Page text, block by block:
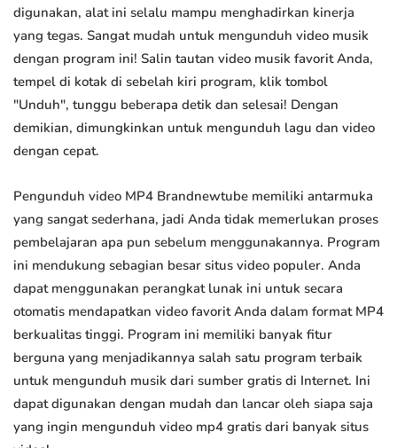
digunakan, alat ini selalu mampu menghadirkan kinerja
yang tegas. Sangat mudah untuk mengunduh video musik
dengan program ini! Salin tautan video musik favorit Anda,
tempel di kotak di sebelah kiri program, klik tombol
"Unduh", tunggu beberapa detik dan selesai! Dengan
demikian, dimungkinkan untuk mengunduh lagu dan video
dengan cepat.
Pengunduh video MP4 Brandnewtube memiliki antarmuka
yang sangat sederhana, jadi Anda tidak memerlukan proses
pembelajaran apa pun sebelum menggunakannya. Program
ini mendukung sebagian besar situs video populer. Anda
dapat menggunakan perangkat lunak ini untuk secara
otomatis mendapatkan video favorit Anda dalam format MP4
berkualitas tinggi. Program ini memiliki banyak fitur
berguna yang menjadikannya salah satu program terbaik
untuk mengunduh musik dari sumber gratis di Internet. Ini
dapat digunakan dengan mudah dan lancar oleh siapa saja
yang ingin mengunduh video mp4 gratis dari banyak situs